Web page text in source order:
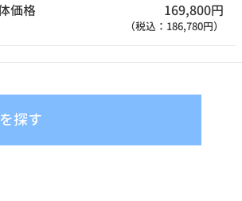
価格 169,800円
（税込：186,780円）
探す